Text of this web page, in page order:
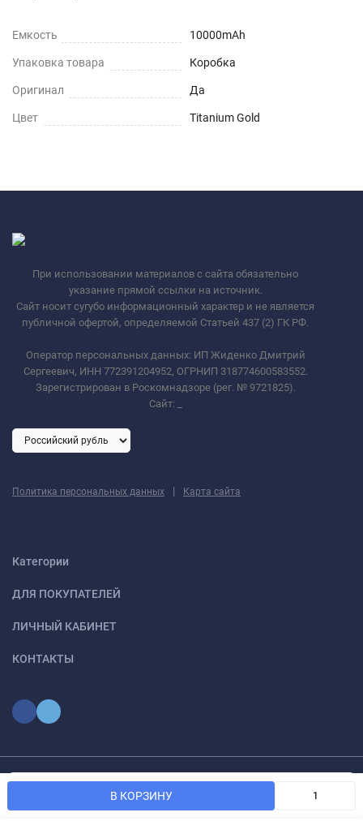
В КОРЗИНУ
Емкость 10000mAh
Упаковка товара Коробка
Оригинал Да
Цвет Titanium Gold
При использовании материалов с сайта обязательно
указание прямой ссылки на источник.
Сайт носит сугубо информационный характер и не является
публичной офертой, определяемой Статьей 437 (2) ГК РФ.
Оператор персональных данных: ИП Жиденко Дмитрий
Сергеевич, ИНН 772391204952, ОГРНИП 318774600583552.
Зарегистрирован в Роскомнадзоре (рег. № 9721825).
Сайт:
Политика персональных данных | Карта сайта
Категории
ДЛЯ ПОКУПАТЕЛЕЙ
ЛИЧНЫЙ КАБИНЕТ
КОНТАКТЫ